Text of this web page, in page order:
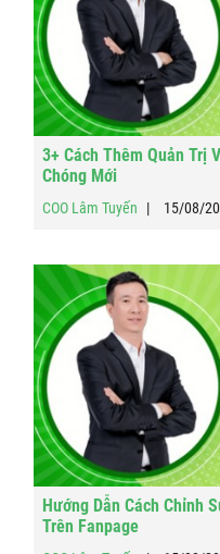
3+ Cách Thêm Quản Trị
Chóng Mới
COO Lâm Tuyến 15/08/
Hướng Dẫn Cách Chỉnh
Trên Fanpage